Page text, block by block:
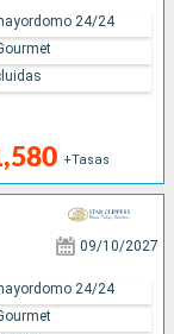
+Tasas
24/24
09/10/2027
24/24